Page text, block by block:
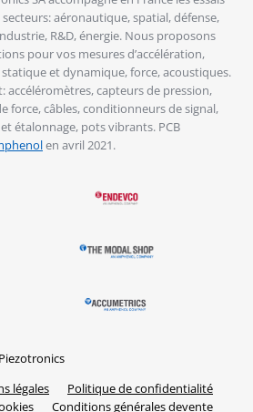
aéronautique, spatial, défense,
R&D, énergie. Nous proposons
pour vos mesures d’accélération,
et dynamique, force, acoustiques.
accéléromètres, capteurs de pression,
force, câbles, conditionneurs de signal,
étalonnage, pots vibrants. PCB
en avril 2021.
légales
Politique de confidentialité
Conditions générales devente